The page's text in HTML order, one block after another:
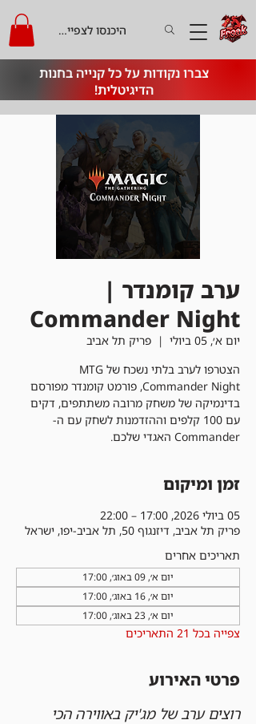
צברו נקודות על כל קנייה בחנות
הדיגיטלית!
היכנסו לצפייה בקרדיט
ערב קומנדר |
Commander Night
יום א׳, 05 ביולי
  |
פריק תל אביב
הצטרפו לערב בלתי נשכח של MTG
Commander Night, פורמט קומנדר מפורסם
בדינמיקה של משחק מרובה משתתפים, דקים
עם 100 קלפים וההזדמנות לשחק עם ה-
Commander האגדי שלכם.
זמן ומיקום
05 ביולי 2026, 17:00 – 22:00
פריק תל אביב, דיזנגוף 50, תל אביב-יפו, ישראל
תאריכים אחרים
יום א׳, 09 באוג׳, 17:00
יום א׳, 16 באוג׳, 17:00
יום א׳, 23 באוג׳, 17:00
צפייה בכל 21 התאריכים
פרטי האירוע
רוצים ערב של מג'יק באווירה הכי